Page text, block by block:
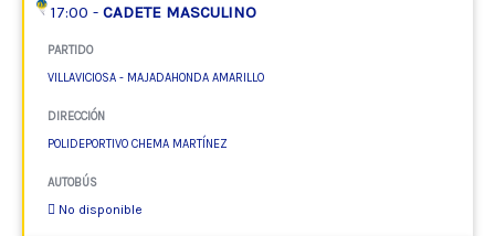
17:00 - CADETE MASCULINO
PARTIDO
VILLAVICIOSA - MAJADAHONDA AMARILLO
DIRECCIÓN
POLIDEPORTIVO CHEMA MARTÍNEZ
AUTOBÚS
No disponible